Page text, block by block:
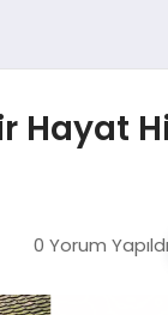
Hayat
0 Yorum Yapıldı